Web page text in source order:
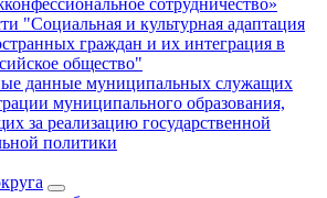
сотрудничество»
"Социальная и культурная адаптация
граждан и их интеграция в
общество"
данные муниципальных служащих
муниципального образования,
за реализацию государственной
политики